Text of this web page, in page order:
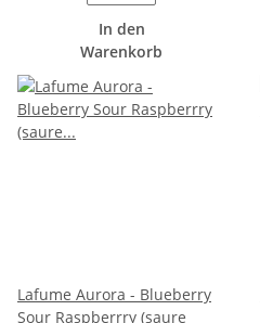
In den
Warenkorb
Lafume Aurora - Blueberry
Sour Raspberrry (saure